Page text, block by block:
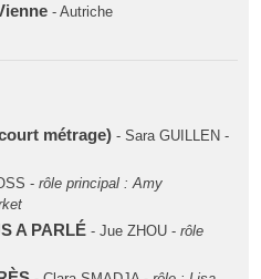
- Autriche
métrage)- Sara GUILLEN -
- rôle principal : Amy
A PARLÉ- Jue ZHOU - rôle